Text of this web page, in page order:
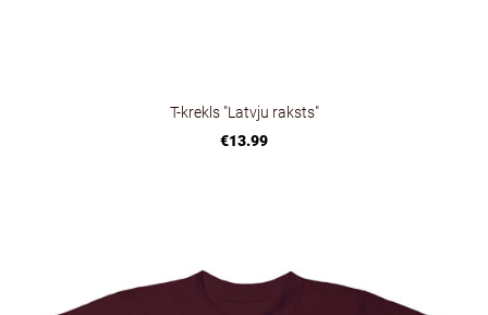
T-krekls "Latvju raksts"
€13.99